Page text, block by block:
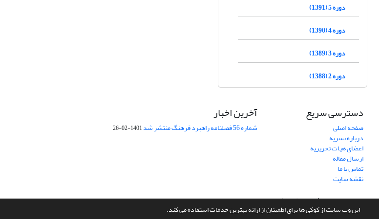
این وب سایت از کوکی ها برای اطمینان از ارائه بهترین خدمات استفاده می کند.
دوره 5 (1391)
دوره 4 (1390)
دوره 3 (1389)
دوره 2 (1388)
دسترسی سریع
صفحه اصلی
درباره نشریه
اعضای هیات تحریریه
ارسال مقاله
تماس با ما
نقشه سایت
آخرین اخبار
شماره 56 فصلنامه راهبرد فرهنگ منتشر شد 1401-02-26
سامانه مدیریت نشریات علمی.طراحی و پیاده سازی ازسیناوب